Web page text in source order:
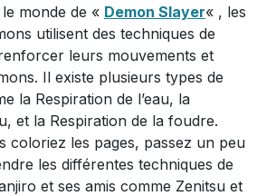
monde de « Demon Slayer« , les
utilisent des techniques de
leurs mouvements et
Il existe plusieurs types de
la Respiration de l’eau, la
et la Respiration de la foudre.
coloriez les pages, passez un peu
les différentes techniques de
et ses amis comme Zenitsu et